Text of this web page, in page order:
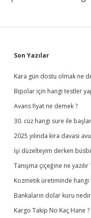
Sidebar
Son Yazılar
Kara gün dostu olmak ne
Bipolar için hangi testler
Avans fiyat ne demek ?
30. cüz hangi sure ile
2025 yılında kira davası
İşi düzelteyim derken
Tanışma çiçeğine ne yazılır
Kozmetik üretiminde hangi
Bankaların dolar kuru
Kargo Takip No Kaç Hane ?